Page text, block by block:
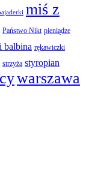
miś z
Państwo Nikt pieniądze
balbina rękawiczki
strzyża styropian
warszawa